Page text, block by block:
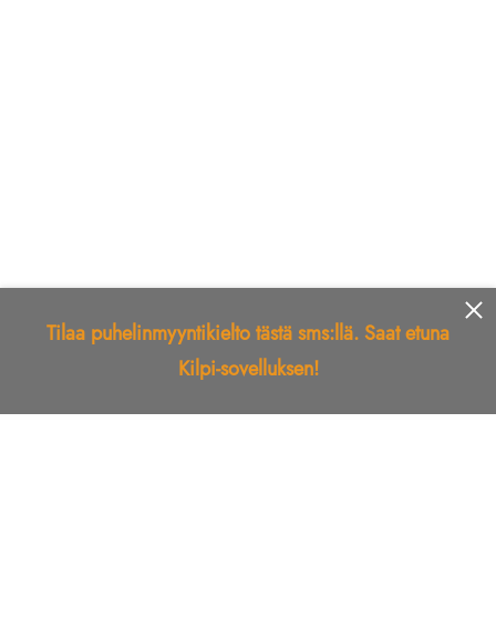
Tilaa puhelinmyyntikielto tästä sms:llä. Saat etuna
Kilpi-sovelluksen!